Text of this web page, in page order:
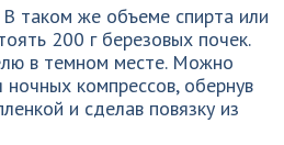
В таком же объеме спирта или
200 г березовых почек.
в темном месте. Можно
ночных компрессов, обернув
и сделав повязку из